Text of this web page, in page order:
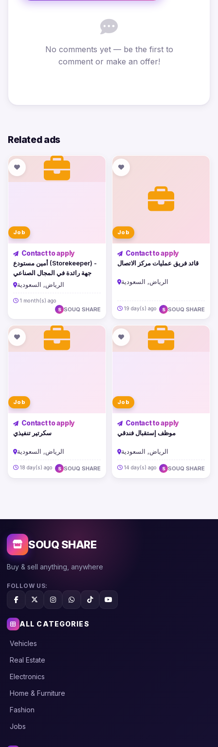
No comments yet — be the first to
comment or make an offer!
Related ads
Job
Contact to apply
أمين مستودع (Storekeeper) -
جهة رائدة في المجال الصناعي
الرياض, السعودية
1 month(s) ago
S SOUQ SHARE
Job
Contact to apply
قائد فريق عمليات مركز الاتصال
الرياض, السعودية
19 day(s) ago S SOUQ SHARE
Job
Contact to apply
سكرتير تنفيذي
الرياض, السعودية
18 day(s) ago S SOUQ SHARE
Job
Contact to apply
موظف إستقبال فندقي
الرياض, السعودية
14 day(s) ago S SOUQ SHARE
SOUQ SHARE
Buy & sell anything, anywhere
FOLLOW US:
ALL CATEGORIES
Vehicles
Real Estate
Electronics
Home & Furniture
Fashion
Jobs